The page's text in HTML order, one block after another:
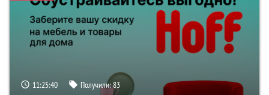
11:25:39 Получили:83